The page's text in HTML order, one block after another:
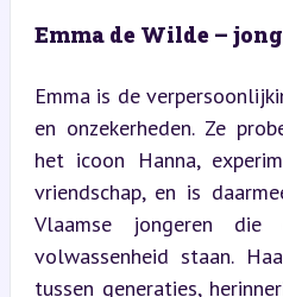
Emma de Wilde –
Emma is de
en onzekerheden. Ze
het icoon Hanna,
vriendschap, en is
Vlaamse jongeren
volwassenheid staan.
tussen generaties,